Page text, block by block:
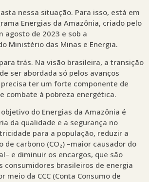
nessa situação. Para isso, está em
Energias da Amazônia, criado pelo
agosto de 2023 e sob a
Ministério das Minas e Energia.
trás. Na visão brasileira, a transição
ser abordada só pelos avanços
ter um forte componente de
combate à pobreza energética.
do Energias da Amazônia é
da qualidade e a segurança no
para a população, reduzir a
de carbono (CO₂) –maior causador do
e diminuir os encargos, que são
consumidores brasileiros de energia
meio da CCC (Conta Consumo de